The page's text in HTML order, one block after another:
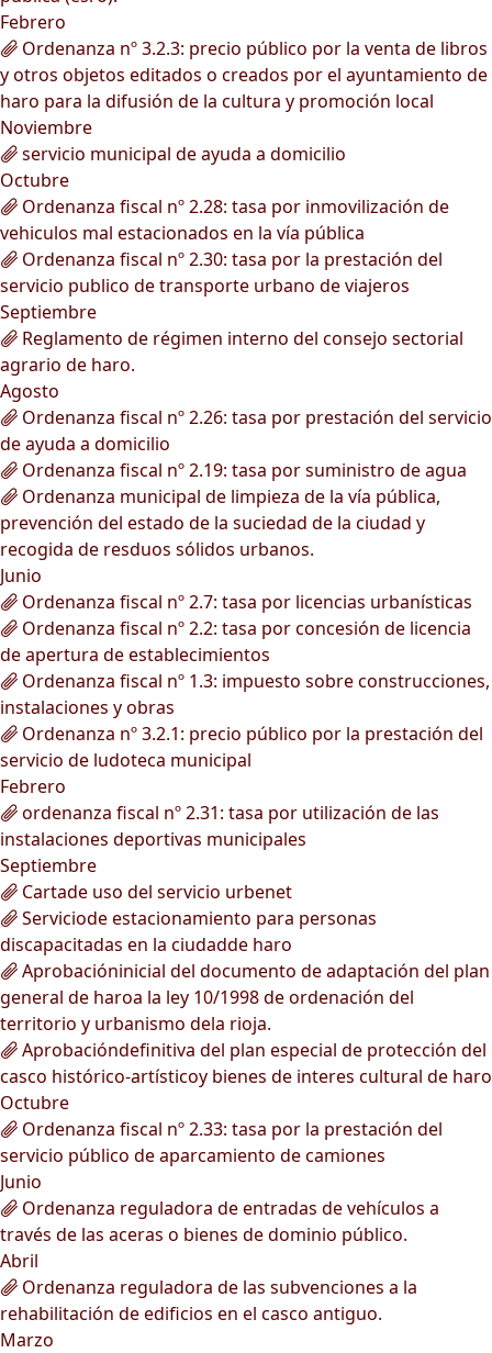
Febrero
Ordenanza nº 3.2.3: precio público por la venta de libros
y otros objetos editados o creados por el ayuntamiento de
haro para la difusión de la cultura y promoción local
Noviembre
servicio municipal de ayuda a domicilio
Octubre
Ordenanza fiscal nº 2.28: tasa por inmovilización de
vehiculos mal estacionados en la vía pública
Ordenanza fiscal nº 2.30: tasa por la prestación del
servicio publico de transporte urbano de viajeros
Septiembre
Reglamento de régimen interno del consejo sectorial
agrario de haro.
Agosto
Ordenanza fiscal nº 2.26: tasa por prestación del servicio
de ayuda a domicilio
Ordenanza fiscal nº 2.19: tasa por suministro de agua
Ordenanza municipal de limpieza de la vía pública,
prevención del estado de la suciedad de la ciudad y
recogida de resduos sólidos urbanos.
Junio
Ordenanza fiscal nº 2.7: tasa por licencias urbanísticas
Ordenanza fiscal nº 2.2: tasa por concesión de licencia
de apertura de establecimientos
Ordenanza fiscal nº 1.3: impuesto sobre construcciones,
instalaciones y obras
Ordenanza nº 3.2.1: precio público por la prestación del
servicio de ludoteca municipal
Febrero
ordenanza fiscal nº 2.31: tasa por utilización de las
instalaciones deportivas municipales
Septiembre
Cartade uso del servicio urbenet
Serviciode estacionamiento para personas
discapacitadas en la ciudadde haro
Aprobacióninicial del documento de adaptación del plan
general de haroa la ley 10/1998 de ordenación del
territorio y urbanismo dela rioja.
Aprobacióndefinitiva del plan especial de protección del
casco histórico-artísticoy bienes de interes cultural de haro
Octubre
Ordenanza fiscal nº 2.33: tasa por la prestación del
servicio público de aparcamiento de camiones
Junio
Ordenanza reguladora de entradas de vehículos a
través de las aceras o bienes de dominio público.
Abril
Ordenanza reguladora de las subvenciones a la
rehabilitación de edificios en el casco antiguo.
Marzo